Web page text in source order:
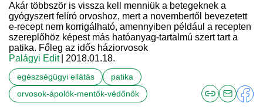
Akár többször is vissza kell menniük a betegeknek a
gyógyszert felíró orvoshoz, mert a novembertől bevezetett
e-recept nem korrigálható, amennyiben például a recepten
szereplőhöz képest más hatóanyag-tartalmú szert tart a
patika. Főleg az idős háziorvosok
Palágyi Edit
| 2018.01.18.
egészségügyi ellátás
patika
orvosok-ápolók-mentők-védőnők